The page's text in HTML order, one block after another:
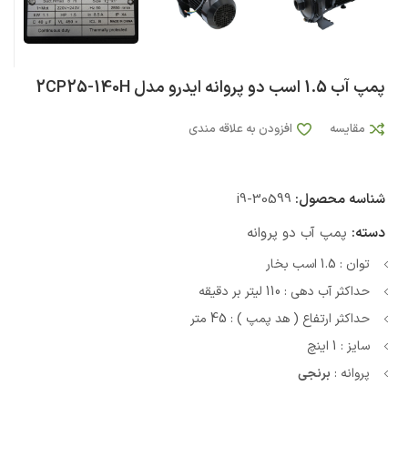
پمپ آب 1.5 اسب دو پروانه ایدرو مدل 2CP25-140H
مقایسه افزودن به علاقه مندی
شناسه محصول: i9-30599
دسته: پمپ آب دو پروانه
توان : 1.5 اسب بخار
حداکثر آب دهی : 110 لیتر بر دقیقه
حداکثر ارتفاع ( هد پمپ ) : 45 متر
سایز : 1 اینچ
پروانه : برنجی